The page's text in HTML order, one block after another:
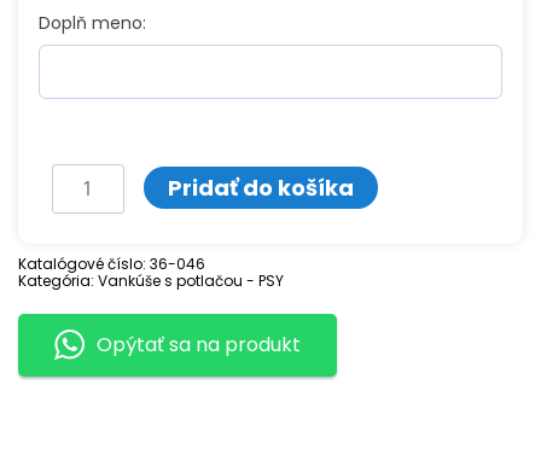
Doplň meno:
množstvo
Vankúš
Pridať do košíka
Katalógové číslo: 36-046
Kategória: Vankúše s potlačou - PSY
Opýtať sa na produkt